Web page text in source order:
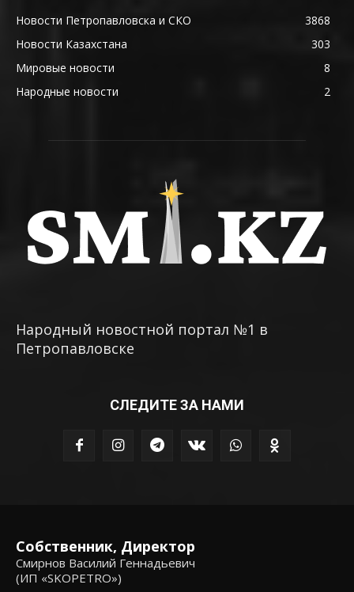
Новости Петропавловска и СКО
3868
Новости Казахстана
303
Мировые новости
8
Народные новости
2
Народный новостной портал №1 в
Петропавловске
СЛЕДИТЕ ЗА НАМИ
Собственник, Директор
Смирнов Василий Геннадьевич
(ИП «SKOPETRO»)